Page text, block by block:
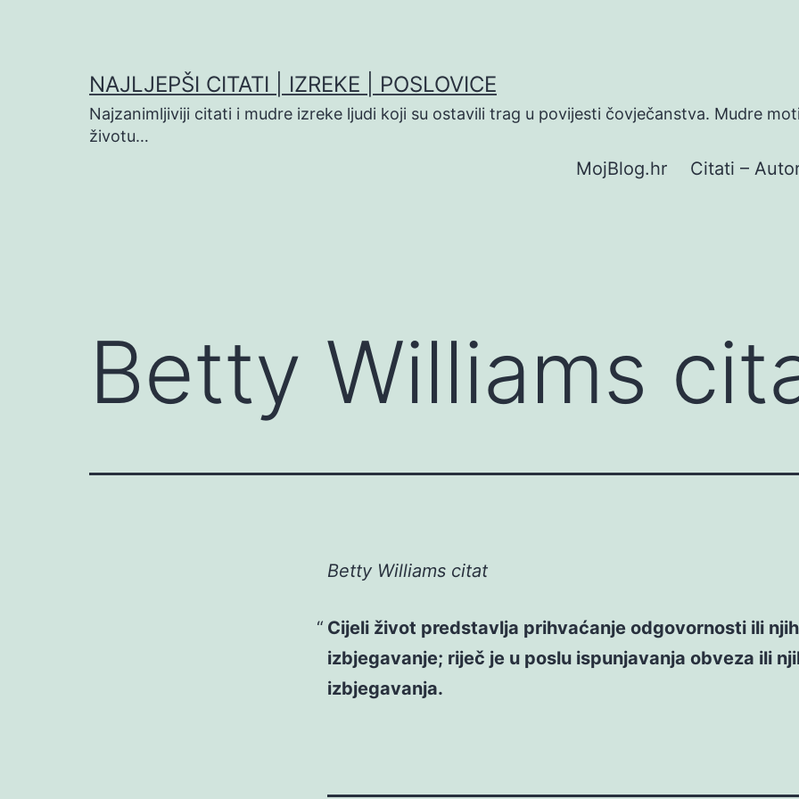
NAJLJEPŠI CITATI | IZREKE | POSLOVICE
Najzanimljiviji citati i mudre izreke ljudi koji su ostavili trag u povijesti čovječanstva. Mudre
životu…
MojBlog.hr Citati –
Betty Williams
Betty Williams citat
Cijeli život predstavlja prihvaćanje odgovornosti ili
izbjegavanje; riječ je u poslu ispunjavanja obveza ili
izbjegavanja.